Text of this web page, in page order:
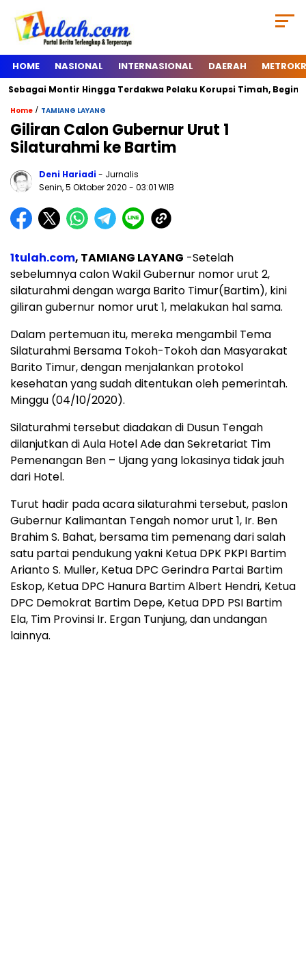
HOME NASIONAL INTERNASIONAL DAERAH
Montir Hingga Terdakwa Pelaku Korupsi Timah, Begini
Home / TAMIANG LAYANG
Giliran Calon Gubernur Urut 1
Silaturahmi ke Bartim
Deni Hariadi- Jurnalis
Senin, 5 Oktober 2020 - 03:01 WIB
1tulah.com, TAMIANG LAYANG -Setelah
sebelumnya calon Wakil Gubernur nomor urut 2,
silaturahmi dengan warga Barito Timur(Bartim), kini
giliran gubernur nomor urut 1, melakukan hal sama.
Dalam pertemuan itu, mereka mengambil Tema
Silaturahmi Bersama Tokoh-Tokoh dan Masyarakat
Barito Timur, dengan menjalankan protokol
kesehatan yang sudah ditentukan oleh pemerintah.
Minggu (04/10/2020).
Silaturahmi tersebut diadakan di Dusun Tengah
dilanjutkan di Aula Hotel Ade dan Sekretariat Tim
Pemenangan Ben – Ujang yang lokasinya tidak jauh
dari Hotel.
Turut hadir pada acara silaturahmi tersebut, paslon
Gubernur Kalimantan Tengah nomor urut 1, Ir. Ben
Brahim S. Bahat, bersama tim pemenang dari salah
satu partai pendukung yakni Ketua DPK PKPI Bartim
Arianto S. Muller, Ketua DPC Gerindra Partai Bartim
Eskop, Ketua DPC Hanura Bartim Albert Hendri, Ketua
DPC Demokrat Bartim Depe, Ketua DPD PSI Bartim
Ela, Tim Provinsi Ir. Ergan Tunjung, dan undangan
lainnya.